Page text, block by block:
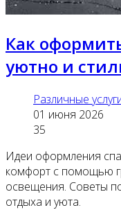
Как
уютно и
Различные
01 июня 2026
35
Идеи оформления
комфорт с помощью
освещения. Советы
отдыха и уюта.